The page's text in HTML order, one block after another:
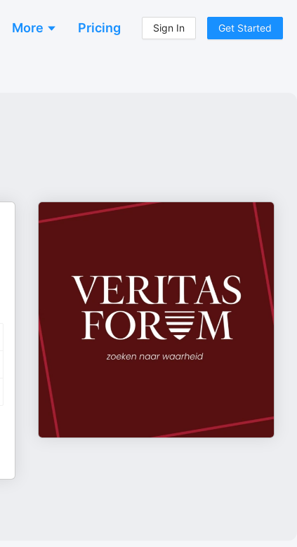
More Pricing Sign In Get Started